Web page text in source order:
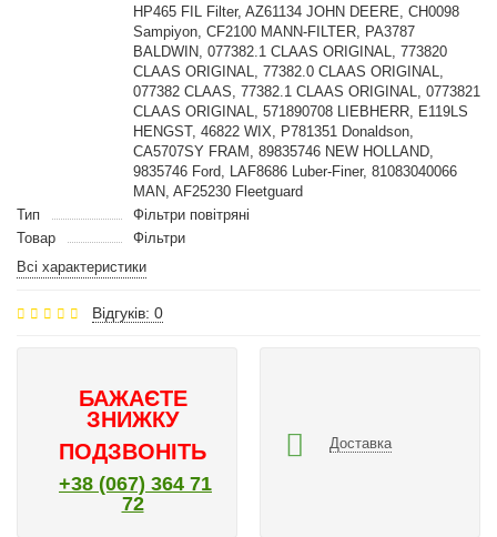
HP465 FIL Filter, AZ61134 JOHN DEERE, CH0098
Sampiyon, CF2100 MANN-FILTER, PA3787
BALDWIN, 077382.1 CLAAS ORIGINAL, 773820
CLAAS ORIGINAL, 77382.0 CLAAS ORIGINAL,
077382 CLAAS, 77382.1 CLAAS ORIGINAL, 0773821
CLAAS ORIGINAL, 571890708 LIEBHERR, E119LS
HENGST, 46822 WIX, P781351 Donaldson,
CA5707SY FRAM, 89835746 NEW HOLLAND,
9835746 Ford, LAF8686 Luber-Finer, 81083040066
MAN, AF25230 Fleetguard
Тип
Фільтри повітряні
Товар
Фільтри
Всі характеристики
Відгуків: 0
БАЖАЄТЕ
ЗНИЖКУ
ПОДЗВОНІТЬ
+38 (067) 364 71
72
Доставка